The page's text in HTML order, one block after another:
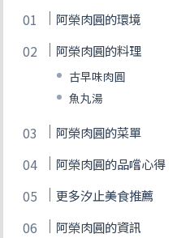
阿榮肉圓的環境
阿榮肉圓的料理
古早味肉圓
魚丸湯
阿榮肉圓的菜單
阿榮肉圓的品嚐心得
更多汐止美食推薦
阿榮肉圓的資訊